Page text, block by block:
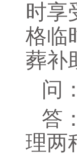
时享
格临
葬补
问
答
理两